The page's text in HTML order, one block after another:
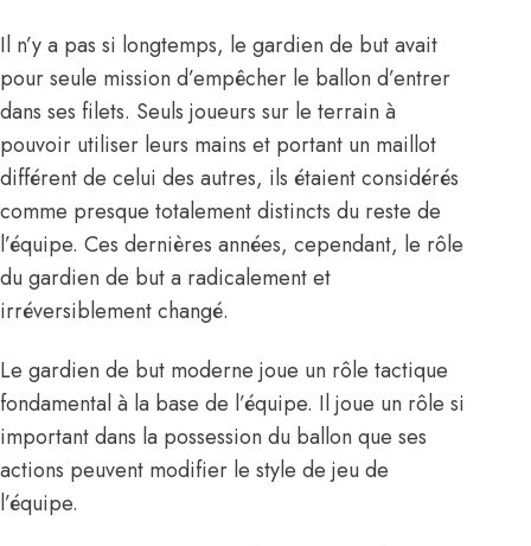
Il n’y a pas si longtemps, le gardien de but avait
pour seule mission d’empêcher le ballon d’entrer
dans ses filets. Seuls joueurs sur le terrain à
pouvoir utiliser leurs mains et portant un maillot
différent de celui des autres, ils étaient considérés
comme presque totalement distincts du reste de
l’équipe. Ces dernières années, cependant, le rôle
du gardien de but a radicalement et
irréversiblement changé.
Le gardien de but moderne joue un rôle tactique
fondamental à la base de l’équipe. Il joue un rôle si
important dans la possession du ballon que ses
actions peuvent modifier le style de jeu de
l’équipe.